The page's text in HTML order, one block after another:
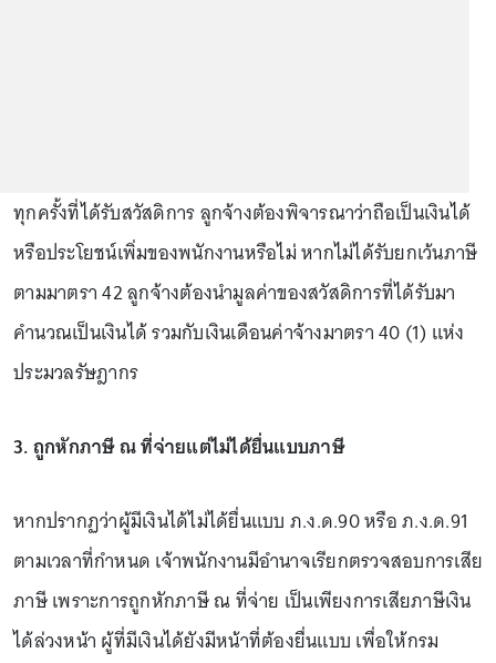
ทุกครั้งที่ได้รับสวัสดิการ ลูกจ้างต้องพิจารณาว่าถือเป็นเงินได้
หรือประโยชน์เพิ่มของพนักงานหรือไม่ หากไม่ได้รับยกเว้นภาษี
ตามมาตรา 42 ลูกจ้างต้องนำมูลค่าของสวัสดิการที่ได้รับมา
คำนวณเป็นเงินได้ รวมกับเงินเดือนค่าจ้างมาตรา 40 (1) แห่ง
ประมวลรัษฎากร
3. ถูกหักภาษี ณ ที่จ่ายแต่ไม่ได้ยื่นแบบภาษี
หากปรากฏว่าผู้มีเงินได้ไม่ได้ยื่นแบบ ภ.ง.ด.90 หรือ ภ.ง.ด.91
ตามเวลาที่กำหนด เจ้าพนักงานมีอำนาจเรียกตรวจสอบการเสีย
ภาษี เพราะการถูกหักภาษี ณ ที่จ่าย เป็นเพียงการเสียภาษีเงิน
ได้ล่วงหน้า ผู้ที่มีเงินได้ยังมีหน้าที่ต้องยื่นแบบ เพื่อให้กรม